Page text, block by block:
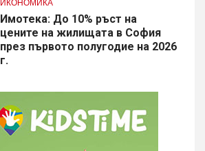
ИКОНОМИКА
Имотека: До 10% ръст на
цените на жилищата в София
през първото полугодие на 2026
г.